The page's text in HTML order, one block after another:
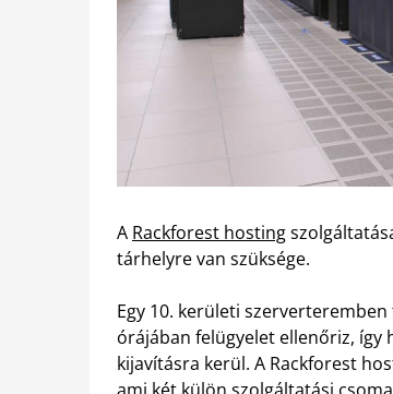
A Rackforest hosting
tárhelyre van szüksége.
Egy 10. kerületi
órájában felügyelet ellenőriz, így
kijavításra kerül. A Rackforest